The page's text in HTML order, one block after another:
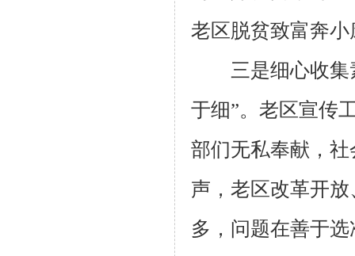
老区脱贫致富奔
三是细心收集
于细”。老区宣传
部们无私奉献，
声，老区改革开
多，问题在善于